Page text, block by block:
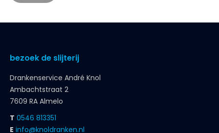
bezoek de slijterij
Drankenservice André Knol
Ambachtstraat 2
7609 RA Almelo
T 0546 813351
E info@knoldranken.nl